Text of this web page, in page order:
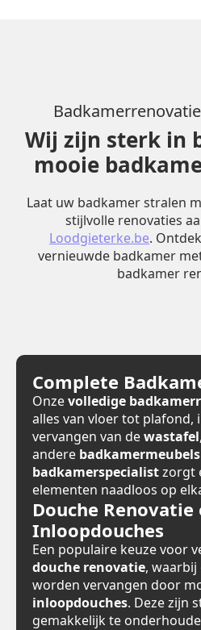
Wij zijn sterk in
mooie
Laat uw badkamer stralen
stijlvolle renovaties
Loodgieterke.be.
vernieuwde badkamer
badkamer
Complete
Onzevolledige
alles van vloer tot plafond,
vervangen van dewastafel,
andere badkamermeubels
badkamerspecialistzorgt
elementen naadloos op
Douche Renovatie
Inloopdouches
Een populaire keuze voor
douche renovatie, waarbij
worden vervangen door
inloopdouches. Deze zijn
gemakkelijk te